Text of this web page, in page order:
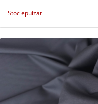
Stoc epuizat